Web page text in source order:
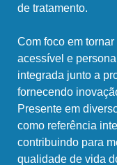
de tratamento.
Com foco em
acessível e
integrada junto a
fornecendo
Presente em
como referência
contribuindo para
qualidade de vida